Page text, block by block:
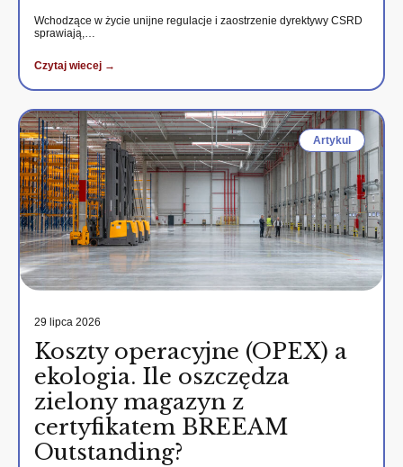
Wchodzące w życie unijne regulacje i zaostrzenie dyrektywy CSRD
sprawiają,…
Czytaj wiecej →
Artykul
29 lipca 2026
Koszty operacyjne (OPEX) a
ekologia. Ile oszczędza
zielony magazyn z
certyfikatem BREEAM
Outstanding?